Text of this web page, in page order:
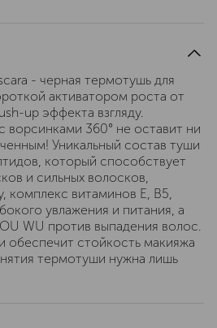
- черная термотушь для
активатором роста от
up эффекта взгляду.
ворсинками 360° не оставит ни
Уникальный состав туши
который способствует
и сильных волосков,
комплекс витаминов Е, В5,
увлажения и питания, а
WU против выпадения волос.
обеспечит стойкость макияжа
термотуши нужна лишь